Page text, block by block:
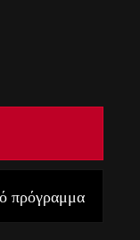
πρόγραμμα